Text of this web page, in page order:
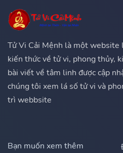
Tử Vi Cải Mệnh là một website
kiến thức về tử vi, phong thủy,
bài viết về tâm linh được cập
chúng tôi xem lá số tử vi và
trì webbsite
Bạn muốn xem thêm